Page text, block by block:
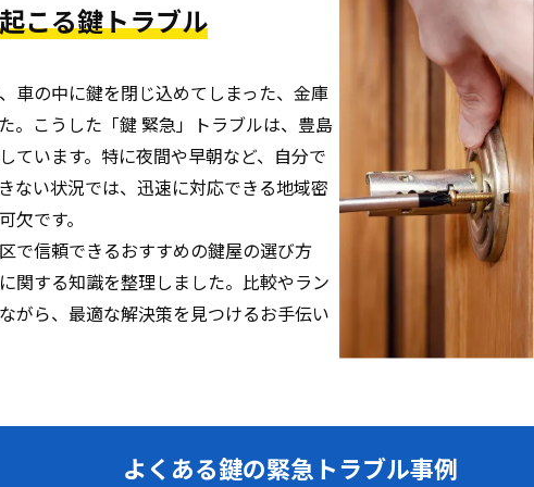
こる鍵トラブル
車の中に鍵を閉じ込めてしまった、金庫
――。こうした「鍵 緊急」トラブルは、豊島
ています。特に夜間や早朝など、自分で
ない状況では、迅速に対応できる地域密
欠です。
で信頼できるおすすめの鍵屋の選び方
関する知識を整理しました。比較やラン
がら、最適な解決策を見つけるお手伝い
よくある鍵の緊急トラブル事例